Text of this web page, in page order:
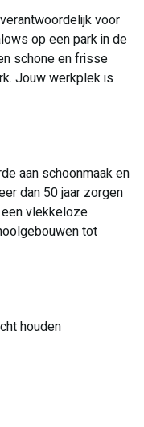
voor
op een park in de
schone en frisse
Jouw werkplek is
te
stofzuigen,
het schoonmaken
Jouw
16.00 uur.
aan schoonmaak en
dan 50 jaar zorgen
vlekkeloze
tot
Ook
diverse
voor nieuwe
is naar een
is met een drukke
houden